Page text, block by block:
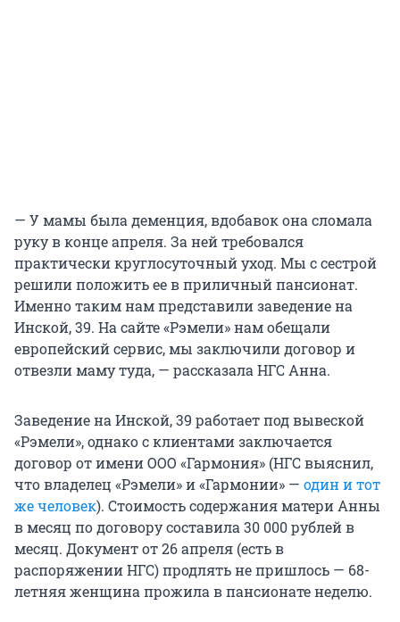
— У мамы была деменция, вдобавок она сломала
руку в конце апреля. За ней требовался
практически круглосуточный уход. Мы с сестрой
решили положить ее в приличный пансионат.
Именно таким нам представили заведение на
Инской, 39. На сайте «Рэмели» нам обещали
европейский сервис, мы заключили договор и
отвезли маму туда, — рассказала НГС Анна.
Заведение на Инской, 39 работает под вывеской
«Рэмели», однако с клиентами заключается
договор от имени ООО «Гармония» (НГС выяснил,
что владелец «Рэмели» и «Гармонии» — один и тот
же человек). Стоимость содержания матери Анны
в месяц по договору составила 30 000 рублей в
месяц. Документ от 26 апреля (есть в
распоряжении НГС) продлять не пришлось — 68-
летняя женщина прожила в пансионате неделю.